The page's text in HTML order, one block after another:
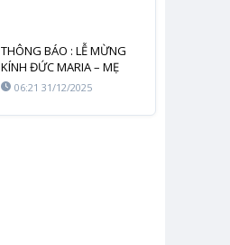
THÔNG BÁO : LỄ MỪNG
KÍNH ĐỨC MARIA – MẸ
THIÊN CHÚA
06:21 31/12/2025